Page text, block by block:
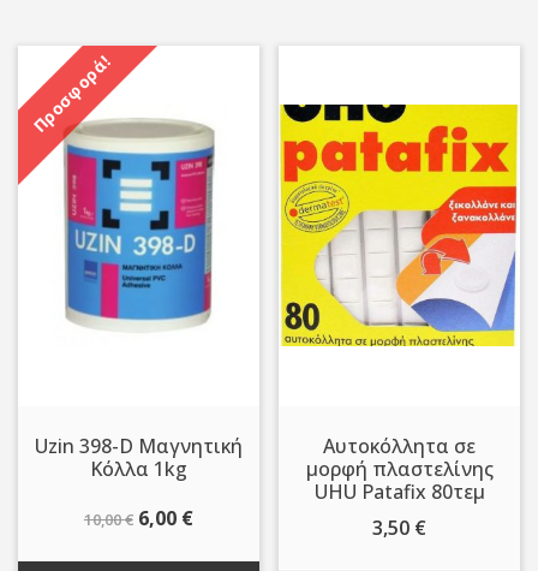
Προσφορά!
Uzin 398-D Μαγνητική
Κόλλα 1kg
10,00€ Original
6,00 €Η
Αυτοκόλλητα σε
μορφή πλαστελίνης
UHU Patafix 80τεμ
3,50 €